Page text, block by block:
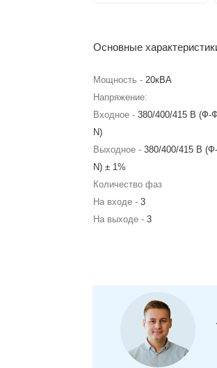
Основные
Мощность - 20кВА
Напряжение:
Входное - 380/400/415 В (Ф-
N)
Выходное - 380/400/415 В
N) ± 1%
Количество фаз
На входе - 3
На выходе - 3